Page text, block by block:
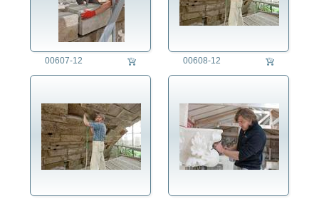
Bauarbeiter/in
Bibliothekar/in
Briefträger/in
Busfahrer/in
Chemiker/in
Chirurg/in
00607-12 00608-12